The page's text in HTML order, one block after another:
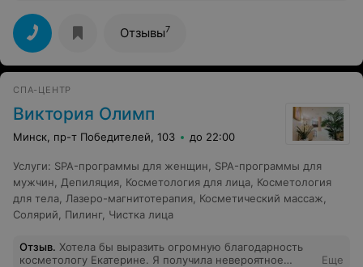
истрии, ногти разной длины, буграми, цвет геля
разный по оттенку на всех ногтях, и через неделю
начал крошиться гель. Отвратительно, за такое надо
возвращать людям деньги. Не рекомендую данный
салон
Отзывы7
СПА-ЦЕНТР
Виктория Олимп
Минск, пр-т Победителей, 103 до 22:00
Услуги: SPA-программы для женщин
SPA-программы для
мужчин
Депиляция Косметология для лица Косметология
для тела Лазеро-магнитотерапия Косметический массаж
Солярий
Пилинг, Чистка лица
Отзыв. Хотела бы выразить огромную благодарность
косметологу Екатерине. Я получила невероятное
Еще